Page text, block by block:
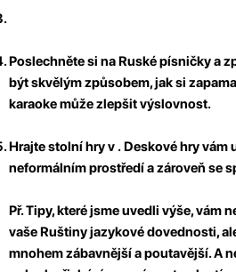
Poslechněte si na Ruské písničky a
být skvělým způsobem, jak si
karaoke může zlepšit výslovnost.
Hrajte stolní hry v .Deskové hry vám
neformálním prostředí a zároveň se
Př. Tipy, které jsme uvedli výše, vám
vaše Ruštiny jazykové dovednosti,
mnohem zábavnější a poutavější. A